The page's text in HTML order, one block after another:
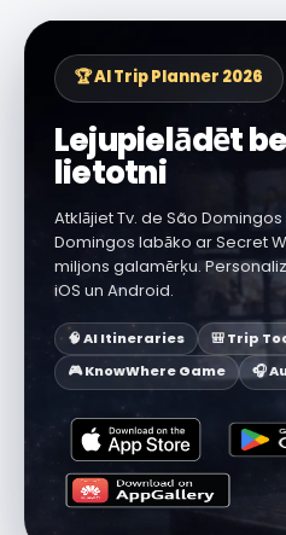
🏆 AI Trip Planner 2026
Lejupielādēt
lietotni
Atklājiet Tv. de São
Domingos labāko ar Secret
miljons galamērķu.
iOS un Android.
🧠 AI Itineraries
🎒 Trip
🎮 KnowWhere Game
🎧